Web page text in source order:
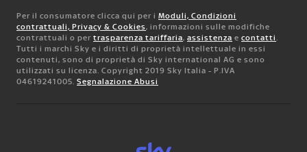
Per il consumatore clicca qui per i Moduli, Condizioni
contrattuali, Privacy & Cookies, informazioni sulle modifiche
contrattuali o per trasparenza tariffaria, assistenza e contatti.
Tutti i marchi Sky e i diritti di proprietà intellettuale in essi
contenuti, sono di proprietà di Sky international AG e sono
utilizzati su licenza. Copyright 2019 Sky Italia - P.IVA
04619241005. Segnalazione Abusi